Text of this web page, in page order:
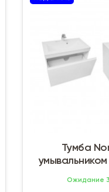
Тумба
умывальником
Ожидание